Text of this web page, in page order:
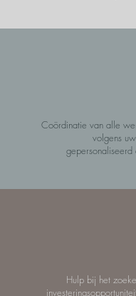
Coördinatie van alle
volgens uw
gepersonaliseerd
Hulp bij het